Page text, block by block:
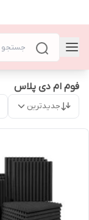
فوم ام دی پلاس
جدیدترین